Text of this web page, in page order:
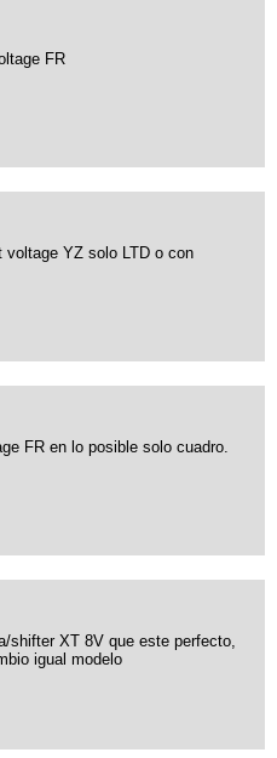
FR
voltage YZ solo LTD o con
FR en lo posible solo cuadro.
shifter XT 8V que este perfecto,
igual modelo